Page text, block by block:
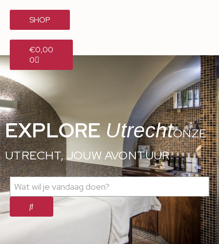
SHOP
€0,00
0
EXPLOREUtrechtONZE
UTRECHT, JOUW AVONTUUR